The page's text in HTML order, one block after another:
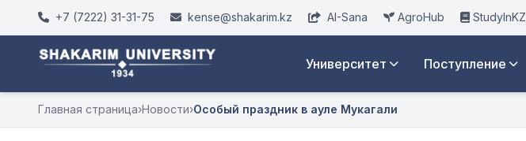
+7 (7222) 31-31-75 kense@shakarim.kz AI-Sana AgroHub StudyInKZ
Университет Поступление
Главная страница›Новости›Особый праздник в ауле Мукагали